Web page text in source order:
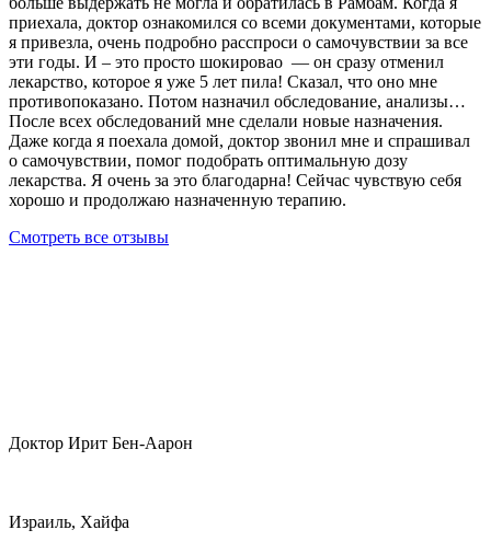
приехала, доктор ознакомился со всеми документами, которые
я привезла, очень подробно расспроси о самочувствии за все
эти годы. И – это просто шокировао — он сразу отменил
лекарство, которое я уже 5 лет пила! Сказал, что оно мне
противопоказано. Потом назначил обследование, анализы…
После всех обследований мне сделали новые назначения.
Даже когда я поехала домой, доктор звонил мне и спрашивал
о самочувствии, помог подобрать оптимальную дозу
лекарства. Я очень за это благодарна! Сейчас чувствую себя
хорошо и продолжаю назначенную терапию.
Смотреть все отзывы
Доктор Ирит Бен-Аарон
Израиль, Хайфа